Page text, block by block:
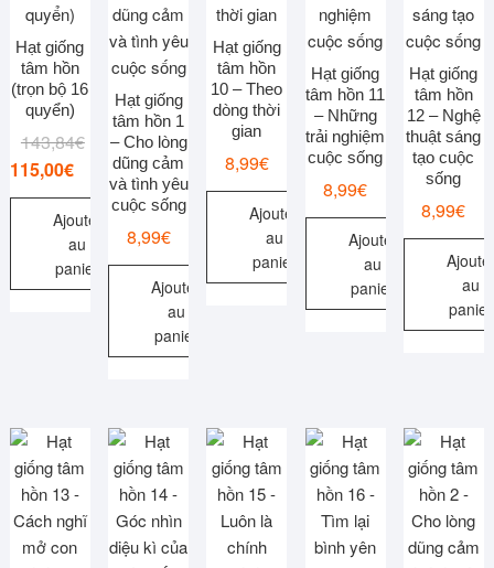
Hạt giống
tâm hồn
(trọn bộ 16
quyển)
143,84€Le
initial
était :
143,84€.
115,00€
Le
actuel
est :
115,00€.
Ajouter
au
panier
Hạt giống
tâm hồn 1
– Cho lòng
dũng cảm
và tình yêu
cuộc sống
8,99€
Ajouter
au
panier
Hạt giống
tâm hồn
10 – Theo
dòng thời
gian
8,99€
Ajouter
au
panier
Hạt giống
tâm hồn 11
– Những
trải nghiệm
cuộc sống
8,99€
Ajouter
au
panier
Hạt giống
tâm hồn
12 – Nghệ
thuật sáng
tạo cuộc
sống
8,99€
au
panier